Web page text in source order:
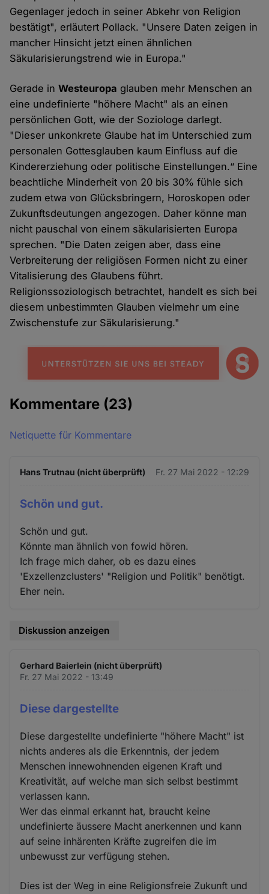
Gegenlager jedoch in seiner Abkehr von Religion
bestätigt", erläutert Pollack. "Unsere Daten zeigen in
mancher Hinsicht jetzt einen ähnlichen
Säkularisierungstrend wie in Europa."
Gerade inWesteuropa glauben mehr Menschen an
eine undefinierte "höhere Macht" als an einen
persönlichen Gott, wie der Soziologe darlegt.
"Dieser unkonkrete Glaube hat im Unterschied zum
personalen Gottesglauben kaum Einfluss auf die
Kindererziehung oder politische Einstellungen.“ Eine
beachtliche Minderheit von 20 bis 30% fühle sich
zudem etwa von Glücksbringern, Horoskopen oder
Zukunftsdeutungen angezogen. Daher könne man
nicht pauschal von einem säkularisierten Europa
sprechen. "Die Daten zeigen aber, dass eine
Verbreiterung der religiösen Formen nicht zu einer
Vitalisierung des Glaubens führt.
Religionssoziologisch betrachtet, handelt es sich bei
diesem unbestimmten Glauben vielmehr um eine
Zwischenstufe zur Säkularisierung."
Kommentare (23)
Netiquette für Kommentare
Hans Trutnau (nicht überprüft) Fr. 27 Mai 2022 - 12:29
Schön und gut.
Schön und gut.
Könnte man ähnlich von fowid hören.
Ich frage mich daher, ob es dazu eines
'Exzellenzclusters' "Religion und Politik" benötigt.
Eher nein.
Diskussion anzeigen
Gerhard Baierlein (nicht überprüft)
Fr. 27 Mai 2022 - 13:49
Diese dargestellte
Diese dargestellte undefinierte "höhere Macht" ist
nichts anderes als die Erkenntnis, der jedem
Menschen innewohnenden eigenen Kraft und
Kreativität, auf welche man sich selbst bestimmt
verlassen kann.
Wer das einmal erkannt hat, braucht keine
undefinierte äussere Macht anerkennen und kann
auf seine inhärenten Kräfte zugreifen die im
unbewusst zur verfügung stehen.
Dies ist der Weg in eine Religionsfreie Zukunft und